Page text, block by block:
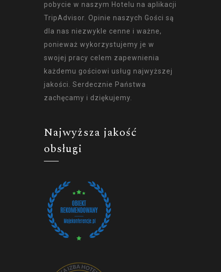
pobycie w naszym Hotelu na aplikacji
TripAdvisor. Opinie naszych Gości są
dla nas niezwykle cenne i ważne,
ponieważ wykorzystujemy je w
swojej pracy celem zapewnienia
każdemu gościowi usług najwyższej
jakości. Serdecznie Państwa
zachęcamy i dziękujemy.
Najwyższa jakość
obsługi